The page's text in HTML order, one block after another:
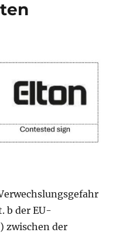
b der EU-
zwischen der